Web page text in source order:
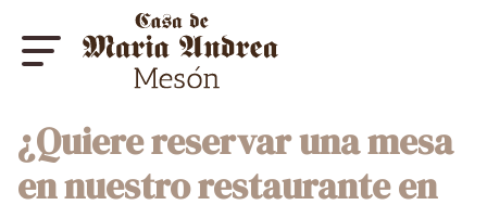
¿Quiere reservar una mesa
en nuestro restaurante en